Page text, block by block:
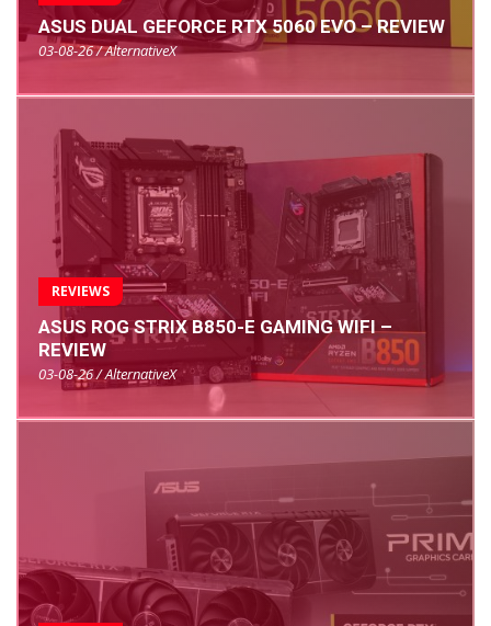
ASUS DUAL GEFORCE RTX 5060 EVO – REVIEW
03-08-26 / AlternativeX
REVIEWS
ASUS ROG STRIX B850-E GAMING WIFI –
REVIEW
03-08-26 / AlternativeX